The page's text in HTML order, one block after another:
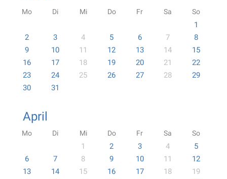
Mo Di Mi Do Fr Sa So
1
2
3 4 5 6 7
8
9
10 11 12 13 14
15
16
17 18 19 20 21
22
23
24 25 26 27 28
29
30
31
April
Mo Di Mi Do Fr Sa So
1 2 3 4
5
6
7 8 9 10 11
12
13
14 15 16 17 18
19